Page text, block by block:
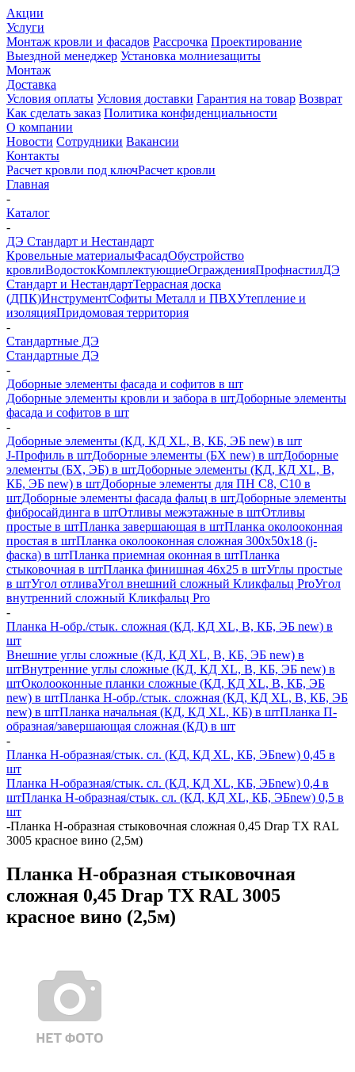
Акции
Услуги
Монтаж кровли и фасадов Рассрочка Проектирование
Выездной менеджер Установка молниезащиты
Монтаж
Доставка
Условия оплаты Условия доставки Гарантия на товар Возврат
Как сделать заказ Политика конфиденциальности
О компании
Новости Сотрудники Вакансии
Контакты
Расчет кровли под ключРасчет кровли
Главная
-
Каталог
-
ДЭ Стандарт и Нестандарт
Кровельные материалыФасадОбустройство
кровлиВодостокКомплектующиеОгражденияПрофнастилДЭ
Стандарт и НестандартТеррасная доска
(ДПК)ИнструментСофиты Металл и ПВХУтепление и
изоляцияПридомовая территория
-
Стандартные ДЭ
Стандартные ДЭ
-
Доборные элементы фасада и софитов в шт
Доборные элементы кровли и забора в штДоборные элементы
фасада и софитов в шт
-
Доборные элементы (КД, КД XL, В, КБ, ЭБ new) в шт
J-Профиль в штДоборные элементы (БХ new) в штДоборные
элементы (БХ, ЭБ) в штДоборные элементы (КД, КД XL, В,
КБ, ЭБ new) в штДоборные элементы для ПН С8, С10 в
штДоборные элементы фасада фальц в штДоборные элементы
фибросайдинга в штОтливы межэтажные в штОтливы
простые в штПланка завершающая в штПланка околооконная
простая в штПланка околооконная сложная 300х50х18 (j-
фаска) в штПланка приемная оконная в штПланка
стыковочная в штПланка финишная 46х25 в штУглы простые
в штУгол отливаУгол внешний сложный Кликфальц ProУгол
внутренний сложный Кликфальц Pro
-
Планка H-обр./стык. сложная (КД, КД XL, В, КБ, ЭБ new) в
шт
Внешние углы сложные (КД, КД XL, В, КБ, ЭБ new) в
штВнутренние углы сложные (КД, КД XL, В, КБ, ЭБ new) в
штОколооконные планки сложные (КД, КД XL, В, КБ, ЭБ
new) в штПланка H-обр./стык. сложная (КД, КД XL, В, КБ, ЭБ
new) в штПланка начальная (КД, КД XL, КБ) в штПланка П-
образная/завершающая сложная (КД) в шт
-
Планка H-образная/стык. сл. (КД, КД XL, КБ, ЭБnew) 0,45 в
шт
Планка H-образная/стык. сл. (КД, КД XL, КБ, ЭБnew) 0,4 в
штПланка H-образная/стык. сл. (КД, КД XL, КБ, ЭБnew) 0,5 в
шт
-Планка Н-образная стыковочная сложная 0,45 Drap TX RAL
3005 красное вино (2,5м)
Планка Н-образная стыковочная
сложная 0,45 Drap TX RAL 3005
красное вино (2,5м)